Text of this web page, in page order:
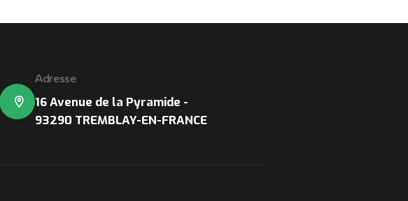
Adresse
16 Avenue de la Pyramide -
93290 TREMBLAY-EN-FRANCE